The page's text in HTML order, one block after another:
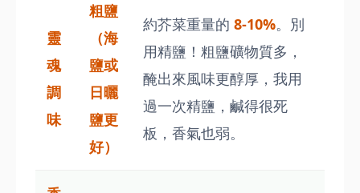
靈
魂
調
味
粗鹽
（海
鹽或
日曬
鹽更
好）
約芥菜重量的 8-10%。別
用精鹽！粗鹽礦物質多，
醃出來風味更醇厚，我用
過一次精鹽，鹹得很死
板，香氣也弱。